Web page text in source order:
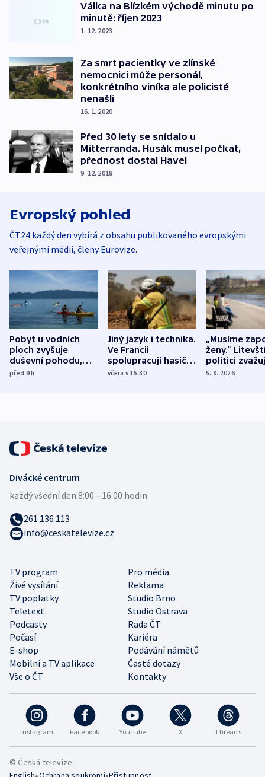
Válka na Blízkém východě minutu po
minutě: říjen 2023
1. 12. 2023
Za smrt pacientky ve zlínské
nemocnici může personál,
konkrétního viníka ale policisté
nenašli
16. 1. 2020
Před 30 lety se snídalo u
Mitterranda. Husák musel počkat,
přednost dostal Havel
9. 12. 2018
Evropský pohled
ČT24 každý den vybírá z obsahu publikovaného evropskými
veřejnými médii, členy Eurovize.
Pobyt u vodních
ploch zvyšuje
duševní pohodu,
ukázala
před 9h
Jiný jazyk i technika.
Ve Francii
spolupracují hasiči z
různých zemí
včera v 15:30
„Musíme
ženy.“
politici
dohodu o
5. 8. 2026
Instagram Facebook YouTube X Threads
TV program
Pro média
Živé vysílání
Reklama
TV poplatky
Studio Brno
Teletext
Studio Ostrava
Podcasty
Rada ČT
Počasí
Kariéra
E-shop
Podávání námětů
Mobilní a TV aplikace
Časté dotazy
Vše o ČT
Kontakty
Divácké centrum
každý všední den:8:00—16:00 hodin
261 136 113
info@ceskatelevize.cz
© Česká televize